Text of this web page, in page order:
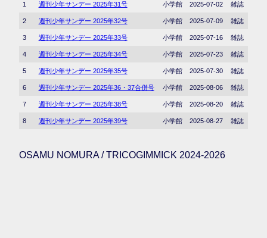
1 週刊少年サンデー 2025年31号 小学館 2025-07-02 雑誌
2 週刊少年サンデー 2025年32号 小学館 2025-07-09 雑誌
3 週刊少年サンデー 2025年33号 小学館 2025-07-16 雑誌
4 週刊少年サンデー 2025年34号 小学館 2025-07-23 雑誌
5 週刊少年サンデー 2025年35号 小学館 2025-07-30 雑誌
6 週刊少年サンデー 2025年36・37合併号 小学館 2025-08-06 雑誌
7 週刊少年サンデー 2025年38号 小学館 2025-08-20 雑誌
8 週刊少年サンデー 2025年39号 小学館 2025-08-27 雑誌
OSAMU NOMURA / TRICOGIMMICK 2024-2026